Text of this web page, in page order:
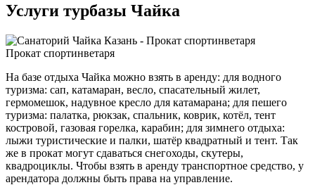
Услуги турбазы Чайка
Прокат спортинветаря
На базе отдыха Чайка можно взять в аренду: для водного
туризма: сап, катамаран, весло, спасательный жилет,
гермомешок, надувное кресло для катамарана; для пешего
туризма: палатка, рюкзак, спальник, коврик, котёл, тент
костровой, газовая горелка, карабин; для зимнего отдыха:
лыжи туристические и палки, шатёр квадратный и тент. Так
же в прокат могут сдаваться снегоходы, скутеры,
квадроциклы. Чтобы взять в аренду транспортное средство, у
арендатора должны быть права на управление.